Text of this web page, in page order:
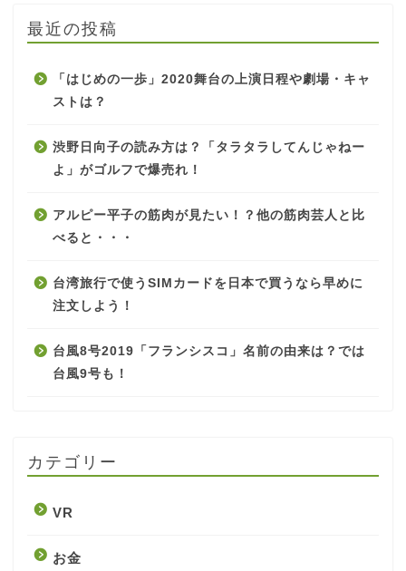
最近の投稿
「はじめの一歩」2020舞台の上演日程や劇場・キャ
ストは？
渋野日向子の読み方は？「タラタラしてんじゃねー
よ」がゴルフで爆売れ！
アルピー平子の筋肉が見たい！？他の筋肉芸人と比
べると・・・
台湾旅行で使うSIMカードを日本で買うなら早めに
注文しよう！
台風8号2019「フランシスコ」名前の由来は？では
台風9号も！
カテゴリー
VR
お金